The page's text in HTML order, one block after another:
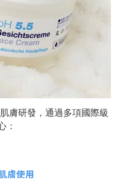
膚研發，通過多項國際級
：
膚使用